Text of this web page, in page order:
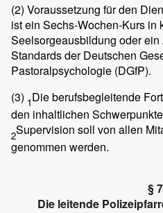
(2) Voraussetzung für den
ist ein Sechs-Wochen-Kurs in
Seelsorgeausbildung oder
Standards der Deutschen
Pastoralpsychologie (DGfP).
(3) 1Die berufsbegleitende
den inhaltlichen
2Supervision soll von allen
genommen werden.
§ 7
Die leitende